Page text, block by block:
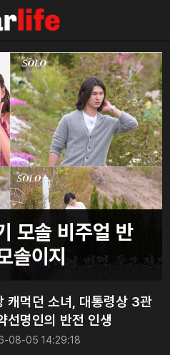
모솔 비주얼 반
솔이지
캐먹던 소녀, 대통령상 3관
선명인의 반전 인생
08-05 14:29:18